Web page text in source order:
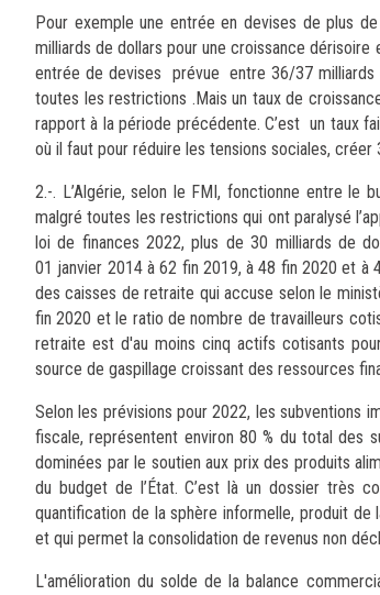
Pour exemple une entrée en devises de plus
milliards de dollars pour une croissance dérisoire
entrée de devises prévue entre 36/37 milliards
toutes les restrictions .Mais un taux de
rapport à la période précédente. C’est un taux
où il faut pour réduire les tensions sociales,
2.-. L’Algérie, selon le FMI, fonctionne entre le
malgré toutes les restrictions qui ont paralysé
loi de finances 2022, plus de 30 milliards de
01 janvier 2014 à 62 fin 2019, à 48 fin 2020 et à
des caisses de retraite qui accuse selon le
fin 2020 et le ratio de nombre de travailleurs
retraite est d'au moins cinq actifs cotisants
source de gaspillage croissant des ressources
Selon les prévisions pour 2022, les subventions
fiscale, représentent environ 80 % du total des
dominées par le soutien aux prix des produits
du budget de l’État. C’est là un dossier très
quantification de la sphère informelle, produit de
et qui permet la consolidation de revenus non
L'amélioration du solde de la balance